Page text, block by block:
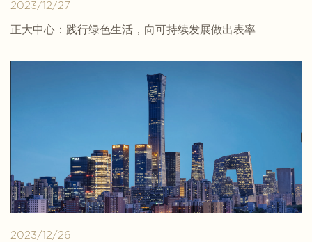
2023/12/27
正大中心：践行绿色生活，向可持续发展做出表率
2023/12/26